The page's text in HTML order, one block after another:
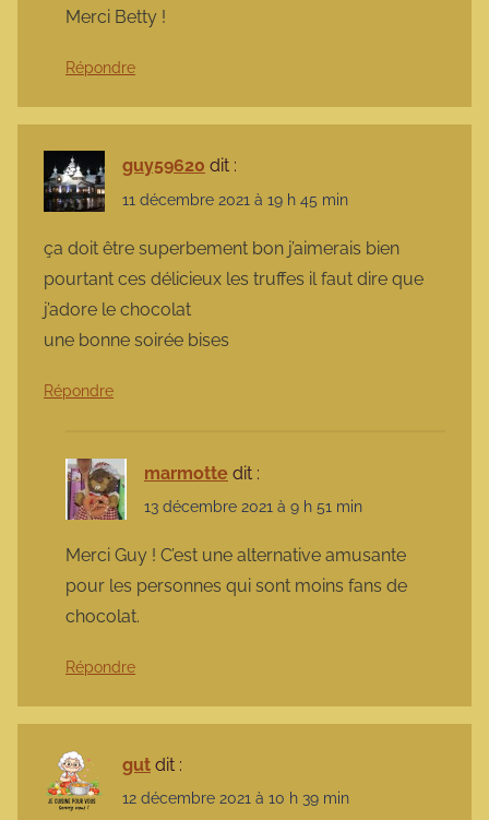
Merci Betty !
Répondre
guy59620 dit :
11 décembre 2021 à 19 h 45 min
ça doit être superbement bon j’aimerais bien
pourtant ces délicieux les truffes il faut dire que
j’adore le chocolat
une bonne soirée bises
Répondre
marmotte dit :
13 décembre 2021 à 9 h 51 min
Merci Guy ! C’est une alternative amusante
pour les personnes qui sont moins fans de
chocolat.
Répondre
gut dit :
12 décembre 2021 à 10 h 39 min